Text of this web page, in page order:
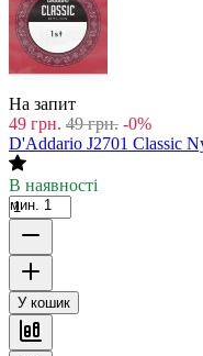
На запит
49 грн. 49 грн. -0%
D'Addario J2701 Classic
В наявності
мин. 1
У кошик